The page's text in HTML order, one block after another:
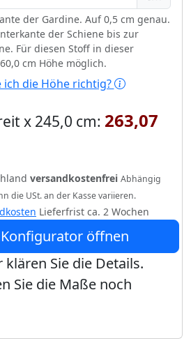
der Gardine. Auf 0,5 cm genau.
der Schiene bis zur
Für diesen Stoff in dieser
cm Höhe möglich.
ich die Höhe richtig?
x 245,0 cm: 263,07
versandkostenfrei Abhängig
die USt. an der Kasse variieren.
Lieferfrist ca. 2 Wochen
öffnen
Sie die Details.
Sie die Maße noch